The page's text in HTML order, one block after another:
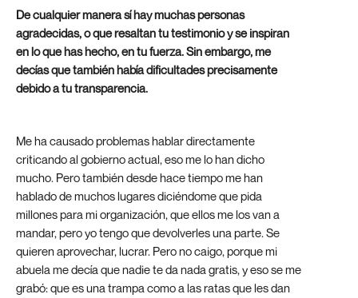
De cualquier manera sí hay muchas personas
agradecidas, o que resaltan tu testimonio y se inspiran
en lo que has hecho, en tu fuerza. Sin embargo, me
decías que también había dificultades precisamente
debido a tu transparencia.
Me ha causado problemas hablar directamente
criticando al gobierno actual, eso me lo han dicho
mucho. Pero también desde hace tiempo me han
hablado de muchos lugares diciéndome que pida
millones para mi organización, que ellos me los van a
mandar, pero yo tengo que devolverles una parte. Se
quieren aprovechar, lucrar. Pero no caigo, porque mi
abuela me decía que nadie te da nada gratis, y eso se me
grabó: que es una trampa como a las ratas que les dan